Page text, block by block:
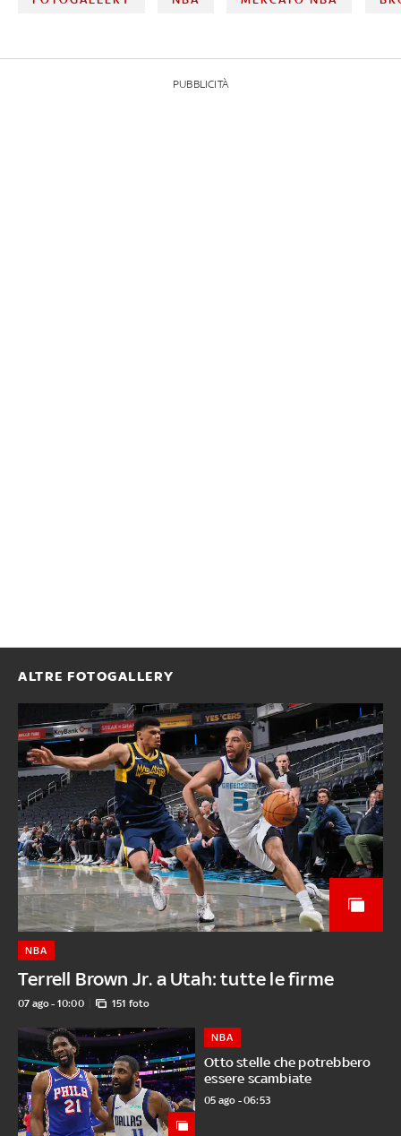
PUBBLICITÀ
ALTRE FOTOGALLERY
Terrell Brown Jr. a Utah: tutte le firme
NBA
07 ago - 10:00 151 foto
Otto stelle che potrebbero
essere scambiate
NBA
05 ago - 06:53